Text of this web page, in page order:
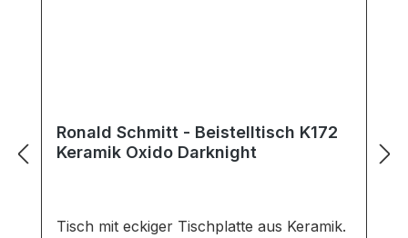
Ronald Schmitt - Beistelltisch K172
Keramik Oxido Darknight
Tisch mit eckiger Tischplatte aus Keramik.